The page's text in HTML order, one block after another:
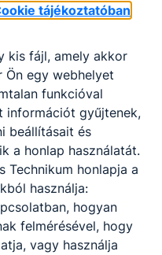
tájékoztatóban
kis fájl, amely akkor
Ön egy webhelyet
funkcióval
információt gyűjtenek,
beállításait és
a honlap használatát.
Technikum honlapja a
használja:
hogyan
felmérésével, hogy
vagy használja